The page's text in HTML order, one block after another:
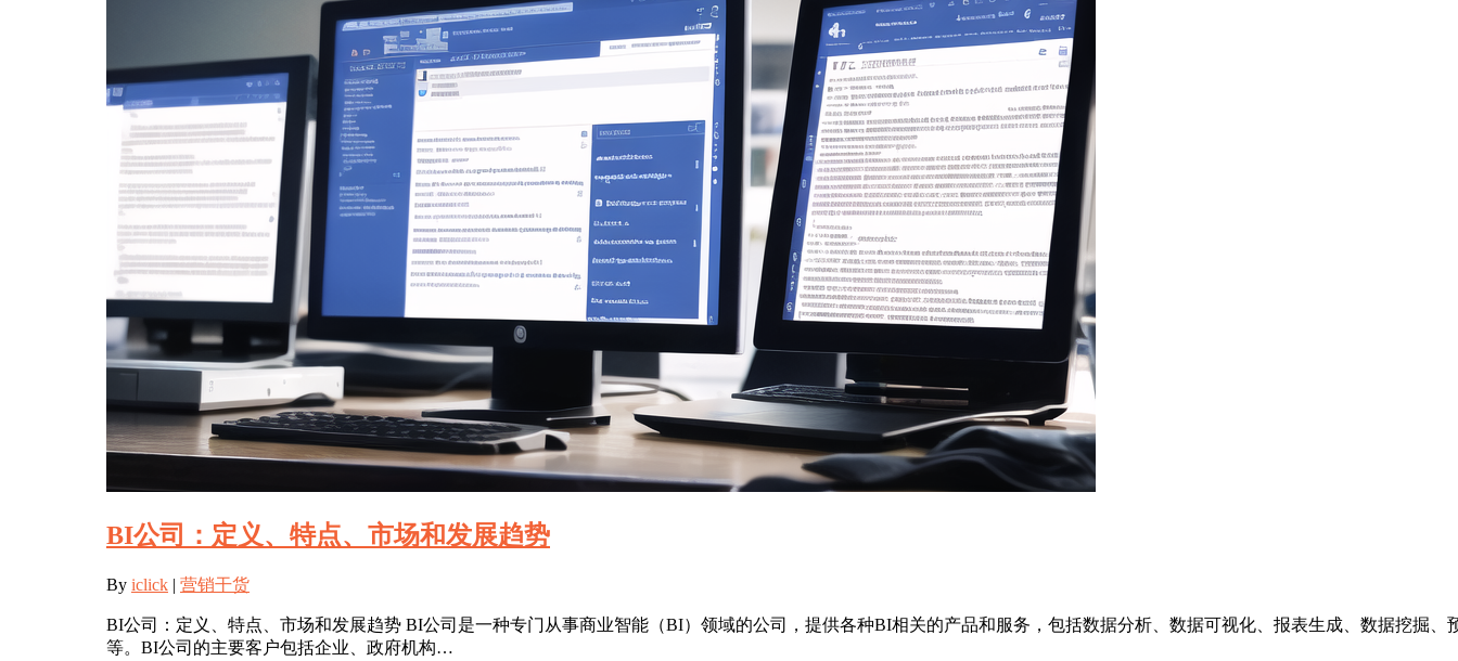
BI公司：定义、特点、市场和发展趋势
By iclick | 营销干货
BI公司：定义、特点、市场和发展趋势 BI公司是一种专门从事商业智能（BI）领域的公司，提供各种BI相关的产品和服务，包括数据分析、数据可视化、报表生成、数据挖掘、
等。BI公司的主要客户包括企业、政府机构…